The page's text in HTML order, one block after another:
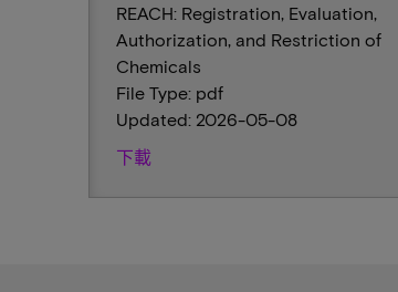
REACH: Registration, Evaluation,
Authorization, and Restriction of
Chemicals
File Type: pdf
Updated: 2026-05-08
下載